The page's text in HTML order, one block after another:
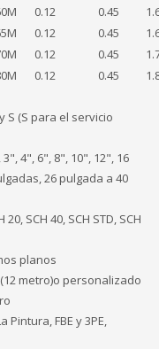
0.12 0.45
0.12 0.45
0.12 0.45
0.12 0.45
S (S para el servicio
4", 6", 8", 10", 12", 16
26 pulgada a 40
SCH 40, SCH STD, SCH
planos
metro)o personalizado
FBE y 3PE,